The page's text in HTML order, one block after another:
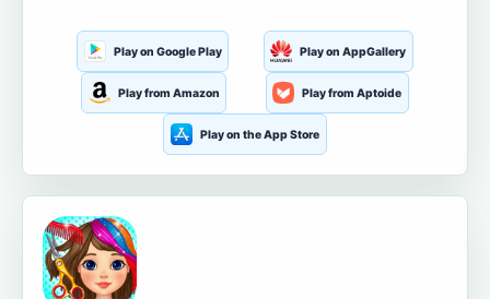
Play on Google Play Play on AppGallery
Play from Amazon Play from Aptoide
Play on the App Store